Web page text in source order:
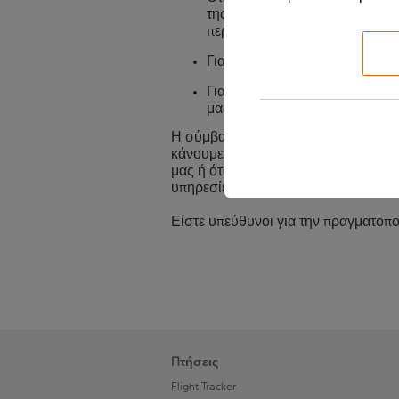
της πτήσης σας μαζί μας, αυτό
περισσότερες λεπτομέρειες.
Για την easyJet Holidays,
Για άλλες Επιπλέον
μας ή/και τον ιστότοπο του
Η σύμβασή σας για Επιπλέον
κάνουμε μόνον ως ο εκπρόσωπος
μας ή όταν ισχύουν οι Όροι
υπηρεσίες προσφέρονται από τον
Είστε υπεύθυνοι για την
Πτήσεις
Flight Tracker